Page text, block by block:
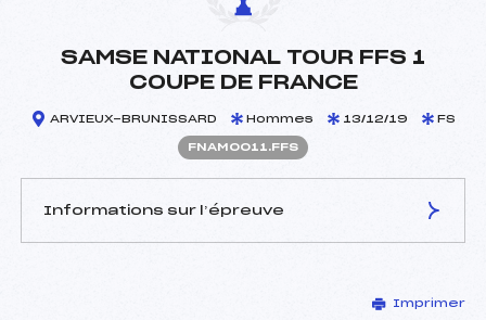
SAMSE NATIONAL TOUR FFS 1
COUPE DE FRANCE
ARVIEUX-BRUNISSARD Hommes 13/12/19 FS
FNAM0011.FFS
Informations sur l’épreuve
LEBAS QUENTIN ()
Imprimer